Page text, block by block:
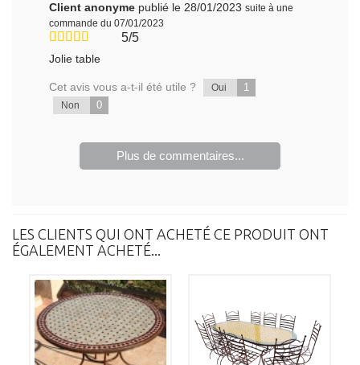
Client anonyme publié le 28/01/2023 suite à une
commande du 07/01/2023
5/5
Jolie table
Cet avis vous a-t-il été utile ? Oui 1
Non 0
Plus de commentaires...
LES CLIENTS QUI ONT ACHETÉ CE PRODUIT ONT
ÉGALEMENT ACHETÉ...